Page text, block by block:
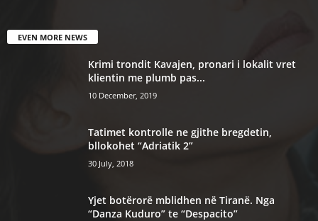
EVEN MORE NEWS
Krimi trondit Kavajen, pronari i lokalit vret
klientin me plumb pas...
10 December, 2019
Tatimet kontrolle ne gjithe bregdetin,
bllokohet “Adriatik 2”
30 July, 2018
Yjet botërorë mblidhen në Tiranë. Nga
“Danza Kuduro” te “Despacito”